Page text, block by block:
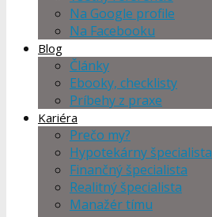
Na Google profile
Na Facebooku
Blog
Články
Ebooky, checklisty
Príbehy z praxe
Kariéra
Prečo my?
Hypotekárny špecialista
Finančný špecialista
Realitný špecialista
Manažér tímu